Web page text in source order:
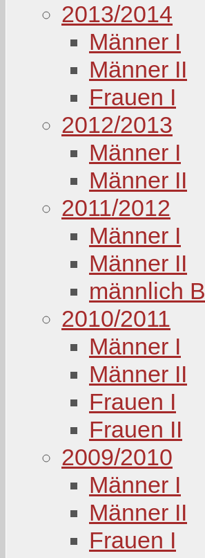
2013/2014
Männer I
Männer II
Frauen I
2012/2013
Männer I
Männer II
2011/2012
Männer I
Männer II
männlich B
2010/2011
Männer I
Männer II
Frauen I
Frauen II
2009/2010
Männer I
Männer II
Frauen I